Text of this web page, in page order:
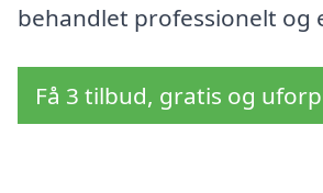
behandlet professionelt og
Få 3 tilbud, gratis og